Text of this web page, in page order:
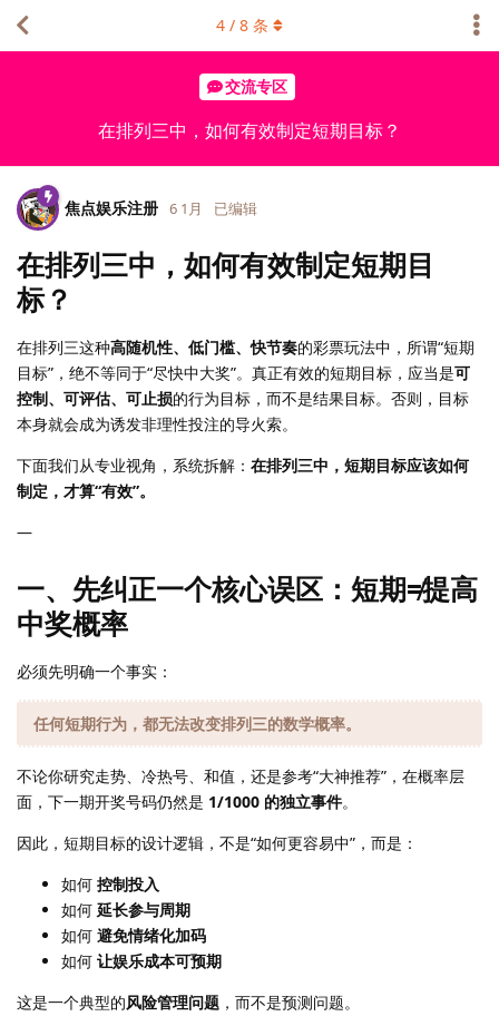
交流专区
在排列三中，如何有效制定短期目标？
4 / 8 条
焦点娱乐注册 6 1月 已编辑
在排列三中，如何有效制定短期目
标？
在排列三这种高随机性、低门槛、快节奏的彩票玩法中，所谓“短期
目标”，绝不等同于“尽快中大奖”。真正有效的短期目标，应当是可
控制、可评估、可止损的行为目标，而不是结果目标。否则，目标
本身就会成为诱发非理性投注的导火索。
下面我们从专业视角，系统拆解： 在排列三中，短期目标应该如何
制定，才算“有效”。
—
一、先纠正一个核心误区：短期≠提高
中奖概率
必须先明确一个事实：
任何短期行为，都无法改变排列三的数学概率。
不论你研究走势、冷热号、和值，还是参考“大神推荐”，在概率层
面，下一期开奖号码仍然是 1/1000 的独立事件。
因此，短期目标的设计逻辑，不是“如何更容易中”，而是：
如何 控制投入
如何 延长参与周期
如何 避免情绪化加码
如何 让娱乐成本可预期
这是一个典型的风险管理问题 ，而不是预测问题。